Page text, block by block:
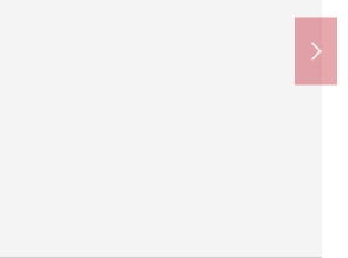
含有前面道路的外觀
含有前面道路的外觀